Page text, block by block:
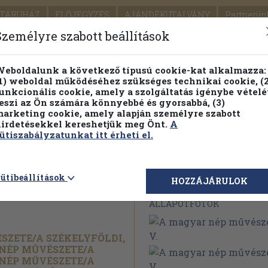
ELŐJEGYZÉS AJÁNDÉKUTALVÁNY
SEGÍTSÉG
PILLANATNYI ÁRAINK ÖRÖK TÖRTÉNETEK
Részletes kereső Témaköri fa
I-
A SZÉKELYFÖLDI,
MŰVÉSZETE/A
MŰVÉSZETE/A
Megvásárolható
ÁLLAPOTFOTÓK
szabott beállítások
a következő típusú cookie-kat alkalmazza:
weboldal működéséhez szükséges technikai cookie,
cookie, amely a szolgáltatás igénybe
az Ön számára könnyebbé és gyorsabbá, (3)
cookie, amely alapján személyre szabott
kereshetjük meg Önt. A
itt érheti el.
HOZZÁJÁRULOK